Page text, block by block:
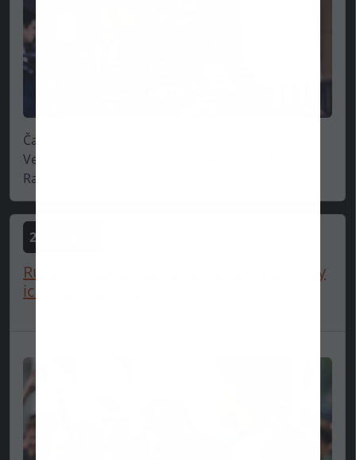
Čas od času sa objaví otázka budúcnosti Maxa
Verstappena, a to nebolo inak ani v piatok na
Rakúskom...
2025-06-26
Russell: “Namiesto šance na odvolanie by
ich mali potrestať....